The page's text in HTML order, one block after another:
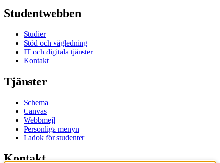
Studentwebben
Studier
Stöd och vägledning
IT och digitala tjänster
Kontakt
Tjänster
Schema
Canvas
Webbmejl
Personliga menyn
Ladok för studenter
Kontakt